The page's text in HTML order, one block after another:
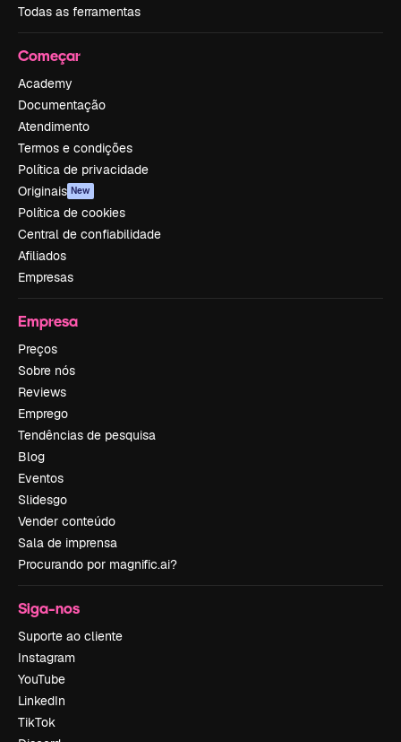
Todas as ferramentas
Começar
Academy
Documentação
Atendimento
Termos e condições
Política de privacidade
Originais New
Política de cookies
Central de confiabilidade
Afiliados
Empresas
Empresa
Preços
Sobre nós
Reviews
Emprego
Tendências de pesquisa
Blog
Eventos
Slidesgo
Vender conteúdo
Sala de imprensa
Procurando por magnific.ai?
Siga-nos
Suporte ao cliente
Instagram
YouTube
LinkedIn
TikTok